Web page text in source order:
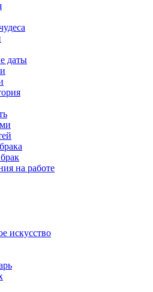
даты
на работе
искусство